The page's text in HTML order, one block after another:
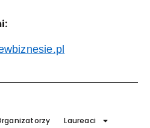
Laureaci